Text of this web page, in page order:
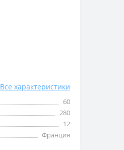
Все характеристики
60
280
12
Франция